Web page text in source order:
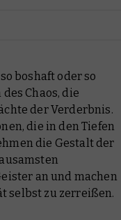
boshaft oder so
Chaos, die
der Verderbnis.
die in den Tiefen
die Gestalt der
an und machen
selbst zu zerreißen.